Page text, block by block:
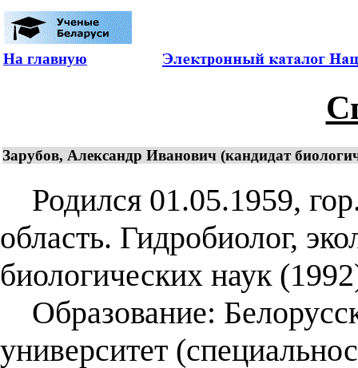
На главную
Зарубов, Александр Иванович (кандидат
Родился 01.05.1959,
область. Гидробиолог,
биологических наук
Образование:
университет